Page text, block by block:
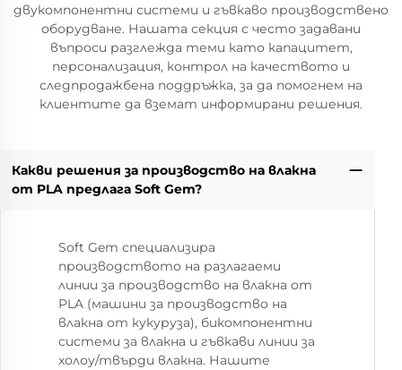
двукомпонентни системи и гъвкаво производствено
оборудване. Нашата секция с често задавани
въпроси разглежда теми като капацитет,
персонализация, контрол на качеството и
следпродажбена поддръжка, за да помогнем на
клиентите да вземат информирани решения.
Какви решения за производство на влакна
от PLA предлага Soft Gem?
Soft Gem специализира
производството на разлагаеми
линии за производство на влакна от
PLA (машини за производство на
влакна от кукуруза), бикомпонентни
системи за влакна и гъвкави линии за
холоу/твърди влакна. Нашите